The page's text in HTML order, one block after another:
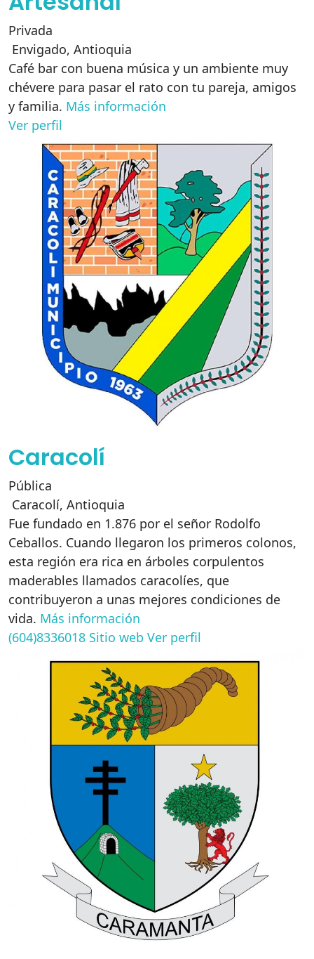
Privada
Envigado, Antioquia
Café bar con buena música y un ambiente muy
chévere para pasar el rato con tu pareja, amigos
y familia. Más información
Ver perfil
Caracolí
Pública
Caracolí, Antioquia
Fue fundado en 1.876 por el señor Rodolfo
Ceballos. Cuando llegaron los primeros colonos,
esta región era rica en árboles corpulentos
maderables llamados caracolíes, que
contribuyeron a unas mejores condiciones de
vida. Más información
(604)8336018 Sitio web Ver perfil